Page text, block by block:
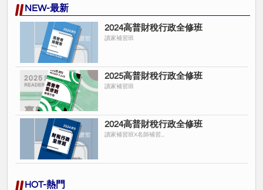
NEW-最新
2024高普財稅行政全修班
讀家補習班
2025高普財稅行政全修班
讀家補習班
2024高普財稅行政全修班
讀家補習班X名師補習...
HOT-熱門